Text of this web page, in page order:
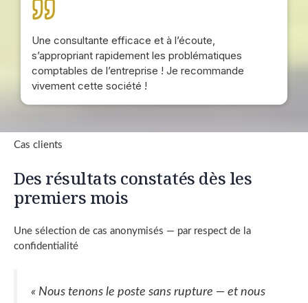
Une consultante efficace et à l’écoute,
s’appropriant rapidement les problématiques
comptables de l’entreprise ! Je recommande
vivement cette société !
Cas clients
Des résultats constatés dès les
premiers mois
Une sélection de cas anonymisés — par respect de la
confidentialité
« Nous tenons le poste sans rupture — et nous